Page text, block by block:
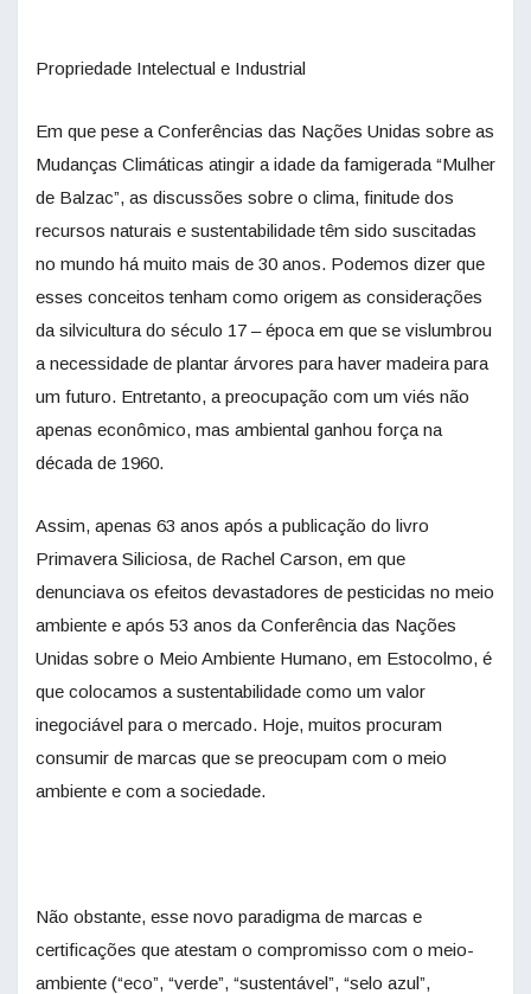
Propriedade Intelectual e Industrial
Em que pese a Conferências das Nações Unidas sobre as
Mudanças Climáticas atingir a idade da famigerada “Mulher
de Balzac”, as discussões sobre o clima, finitude dos
recursos naturais e sustentabilidade têm sido suscitadas
no mundo há muito mais de 30 anos. Podemos dizer que
esses conceitos tenham como origem as considerações
da silvicultura do século 17 – época em que se vislumbrou
a necessidade de plantar árvores para haver madeira para
um futuro. Entretanto, a preocupação com um viés não
apenas econômico, mas ambiental ganhou força na
década de 1960.
Assim, apenas 63 anos após a publicação do livro
Primavera Siliciosa, de Rachel Carson, em que
denunciava os efeitos devastadores de pesticidas no meio
ambiente e após 53 anos da Conferência das Nações
Unidas sobre o Meio Ambiente Humano, em Estocolmo, é
que colocamos a sustentabilidade como um valor
inegociável para o mercado. Hoje, muitos procuram
consumir de marcas que se preocupam com o meio
ambiente e com a sociedade.
Não obstante, esse novo paradigma de marcas e
certificações que atestam o compromisso com o meio-
ambiente (“eco”, “verde”, “sustentável”, “selo azul”,